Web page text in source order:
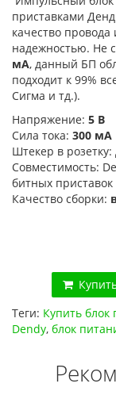
приставками
качество провода
надежностью. Не
мА, данный БП
подходит к 99%
Сигма и тд.).
Напряжение: 5 В
Сила тока: 300 мА
Штекер в розетку:
Совместимость:
битных приставок
Качество сборки:
Теги: Купить
Dendy, блок